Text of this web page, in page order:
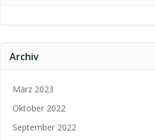
Archiv
März 2023
Oktober 2022
September 2022